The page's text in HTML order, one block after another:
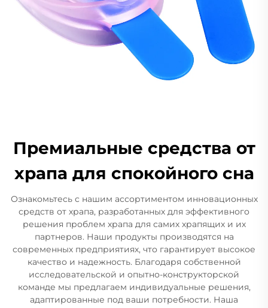
Премиальные средства от
храпа для спокойного сна
Ознакомьтесь с нашим ассортиментом инновационных
средств от храпа, разработанных для эффективного
решения проблем храпа для самих храпящих и их
партнеров. Наши продукты производятся на
современных предприятиях, что гарантирует высокое
качество и надежность. Благодаря собственной
исследовательской и опытно-конструкторской
команде мы предлагаем индивидуальные решения,
адаптированные под ваши потребности. Наша